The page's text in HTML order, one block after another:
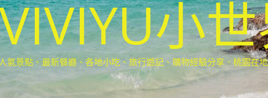
小
氣景點、最新餐廳、各地小吃、旅行遊記、購物經驗分享．桃園在